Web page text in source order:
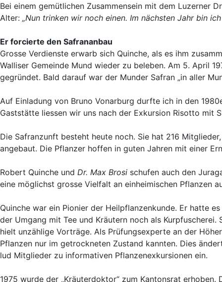
Bei einem gemütlichen Zusammensein mit dem Luzerner
Alter: „Nun trinken wir noch einen. Im nächsten Jahr bin
Er forcierte den Safrananbau
Grosse Verdienste erwarb sich Quinche, als es ihm
Walliser Gemeinde Mund wieder zu beleben. Am 5. April
gegründet. Bald darauf war der Munder Safran „in aller
Auf Einladung von Bruno Vonarburg durfte ich in den
Gaststätte liessen wir uns nach der Exkursion Risotto mit
Die Safranzunft besteht heute noch. Sie hat 216
angebaut. Die Pflanzer hoffen in guten Jahren mit einer
Robert Quinche und Dr. Max Brosi schufen auch den
eine möglichst grosse Vielfalt an einheimischen Pflanzen
Quinche war ein Pionier der Heilpflanzenkunde. Er hatte
der Umgang mit Tee und Kräutern noch als
hielt unzählige Vorträge. Als Prüfungsexperte an der
Pflanzen nur im getrockneten Zustand kannten. Dies
lud Mitglieder zu informativen Pflanzenexkursionen ein.
1975 wurde der „Kräuterdoktor“ zum Kantonsrat